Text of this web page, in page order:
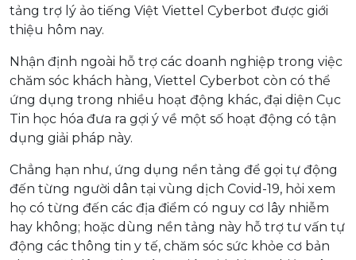
tảng trợ lý ảo tiếng Việt Viettel Cyberbot được giới
thiệu hôm nay.
Nhận định ngoài hỗ trợ các doanh nghiệp trong việc
chăm sóc khách hàng, Viettel Cyberbot còn có thể
ứng dụng trong nhiều hoạt động khác, đại diện Cục
Tin học hóa đưa ra gợi ý về một số hoạt động có tận
dụng giải pháp này.
Chẳng hạn như, ứng dụng nền tảng để gọi tự động
đến từng người dân tại vùng dịch Covid-19, hỏi xem
họ có từng đến các địa điểm có nguy cơ lây nhiễm
hay không; hoặc dùng nền tảng này hỗ trợ tư vấn tự
động các thông tin y tế, chăm sóc sức khỏe cơ bản